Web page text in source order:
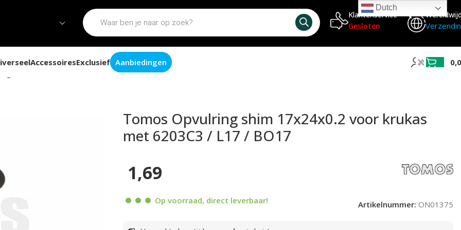
Klantenservice
Gesloten
AccessoiresExclusief Aanbiedingen
shim 17x24x0.2 voor krukas met 6203C3 / L17 / BO17
Tomos Opvulring shim 17x24x0.2 voor krukas
met 6203C3 / L17 / BO17
1,69
Op voorraad, direct leverbaar! Artikelnummer: ON01375
Dutch